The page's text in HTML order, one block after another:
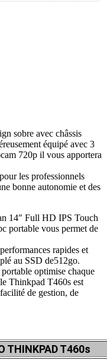
sobre avec châssis
équipé avec 3
720p il vous apportera
les professionnels
bonne autonomie et des
14″ Full HD IPS Touch
portable vous permet de
rapides et
au SSD de512go.
optimise chaque
Thinkpad T460s est
de gestion, de
THINKPAD T460s